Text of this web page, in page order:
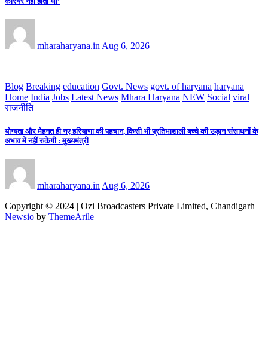
mharaharyana.in Aug 6, 2026
Blog Breaking education Govt. News govt. of haryana haryana
Home India Jobs Latest News Mhara Haryana NEW Social viral
राजनीति
योग्यता और मेहनत ही नए हरियाणा की पहचान, किसी भी प्रतिभाशाली बच्चे की उड़ान संसाधनों के
अभाव में नहीं रुकेगी : मुख्यमंत्री
mharaharyana.in Aug 6, 2026
Copyright © 2024 | Ozi Broadcasters Private Limited, Chandigarh |
Newsio by ThemeArile